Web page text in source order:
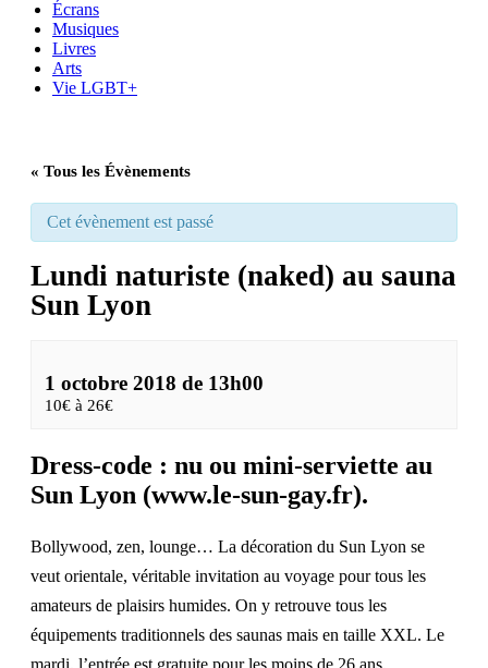
Écrans
Musiques
Livres
Arts
Vie LGBT+
« Tous les Évènements
Cet évènement est passé
Lundi naturiste (naked) au sauna
Sun Lyon
1 octobre 2018 de 13h00
10€ à 26€
Dress-code : nu ou mini-serviette au
Sun Lyon (www.le-sun-gay.fr).
Bollywood, zen, lounge… La décoration du Sun Lyon se
veut orientale, véritable invitation au voyage pour tous les
amateurs de plaisirs humides. On y retrouve tous les
équipements traditionnels des saunas mais en taille XXL. Le
mardi, l’entrée est gratuite pour les moins de 26 ans.